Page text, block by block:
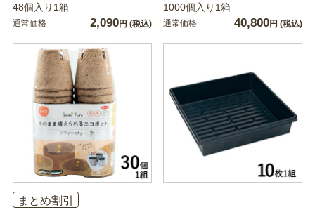
48個入り1箱
通常価格 2,090円 (税込)
1000個入り1箱
通常価格 40,800円 (税込)
まとめ割引